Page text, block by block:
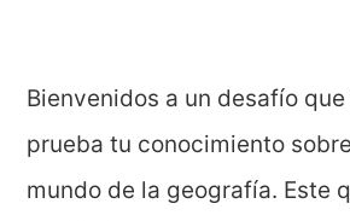
Bienvenidos a un desafío
prueba tu conocimiento
mundo de la geografía. Este